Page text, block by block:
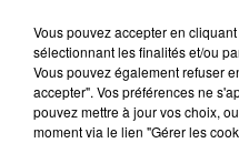
Vous pouvez accepter en
sélectionnant les finalités et/ou
Vous pouvez également refuser
accepter". Vos préférences ne
pouvez mettre à jour vos choix,
moment via le lien "Gérer les